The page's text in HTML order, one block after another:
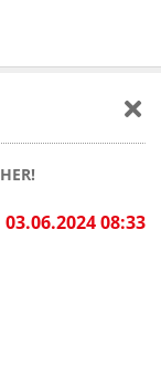
03.06.2024 08:33